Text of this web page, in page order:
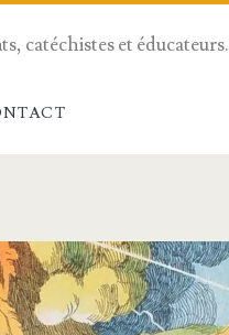
catéchistes et éducateurs.